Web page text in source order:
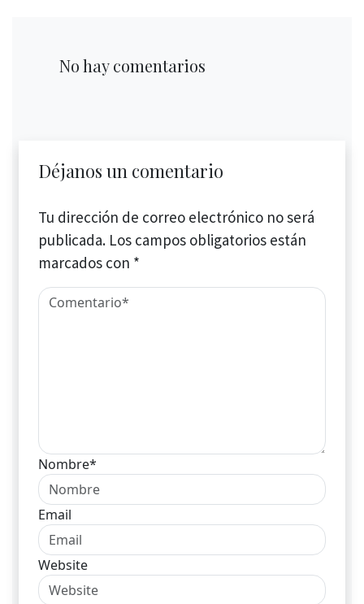
No hay comentarios
Déjanos un comentario
Tu dirección de correo electrónico no será
publicada. Los campos obligatorios están
marcados con *
Nombre*
Email
Website